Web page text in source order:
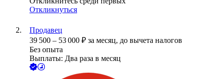
Откликнуться
Продавец
39 500 – 53 000 ₽ за месяц, до вычета налогов
Без опыта
Выплаты: Два раза в месяц